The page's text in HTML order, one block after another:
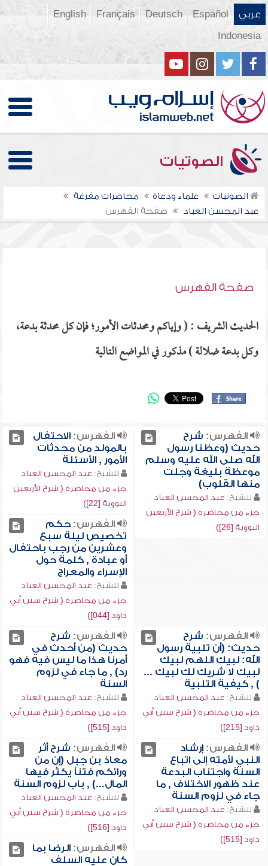
عربي Español
Deutsch
Français
English
Indonesia
الصوتيات
الصوتيات علماء ودعاة
محاضرات مفرغة
عبد المحسن العباد
صفحة الفهرس
صفحة الفهرس
الحديث الشريف : ( وإياكم ومحدثات الأمور؛ فإن كل محدثة بدعة،
وكل بدعة ضلالة ) مذكور في المواضع التالية
الفهرس: شرح
حديث (وعظنا رسول
الله صلى الله عليه وسلم
موعظة بليغة وجلت
منها القلوب)
للشيخ: عبد المحسن العباد
جزء من محاضرة ( شرح الأربعين
النووية [26])
الفهرس:الاحتفال
بالمولد من محدثات
الأمور , الأسئلة
للشيخ: عبد المحسن العباد
جزء من محاضرة ( شرح الأربعين
النووية [22])
الفهرس:حكم
تخصيص ليلة سبع
وعشرين من رجب باحتفال
أو عبادة , كلمة حول
الإسراء والمعراج
للشيخ: عبد المحسن العباد
جزء من محاضرة ( شرح سنن أبي
داود [044])
الفهرس: شرح
حديث: (أن تلبية رسول
الله: لبيك اللهم لبيك
لبيك لا شريك لك لبيك ...
) , كيفية التلبية
للشيخ: عبد المحسن العباد
جزء من محاضرة ( شرح سنن أبي
داود [215])
الفهرس: شرح
حديث (من أحدث في
أمرنا هذا ما ليس فيه فهو
رد) , ما جاء في لزوم
السنة
للشيخ: عبد المحسن العباد
جزء من محاضرة ( شرح سنن أبي
داود [515])
الفهرس:إرشاد
النبي لأمته إلى اتباع
السنة واجتناب البدعة
عند ظهور الاختلاف , ما
جاء في لزوم السنة
للشيخ: عبد المحسن العباد
جزء من محاضرة ( شرح سنن أبي
داود [515])
الفهرس: شرح أثر
معاذ بن جبل (إن من
ورائكم فتناً يكثر فيها
المال...) , باب لزوم السنة
للشيخ: عبد المحسن العباد
جزء من محاضرة ( شرح سنن أبي
داود [516])
الفهرس:الرضا بما
كان عليه السلف